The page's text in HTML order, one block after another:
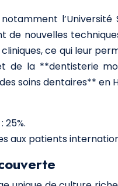
nouvelles
ce qui leur
la **dentisterie
soins dentaires** en
aux patients